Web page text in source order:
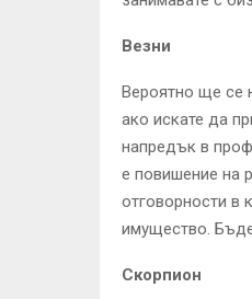
Везни
Вероятно ще се
ако искате да
напредък в
е повишение на
отговорности в
имущество.
Скорпион